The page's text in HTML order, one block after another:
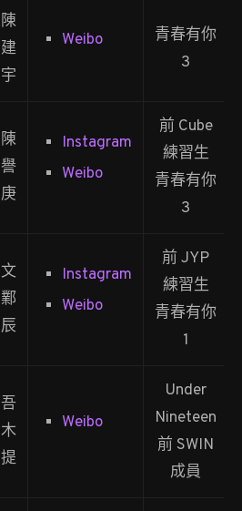
陳
建
宇
Weibo
青春有你
3
陳
譽
庚
Instagram
Weibo
前 Cube
練習生
青春有你
3
文
鄴
辰
Instagram
Weibo
前 JYP
練習生
青春有你
1
吾
木
提
Weibo
Under
Nineteen
前 SWIN
成員